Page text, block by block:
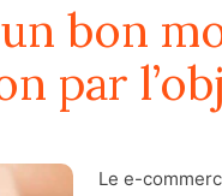
bon
par
Le e-